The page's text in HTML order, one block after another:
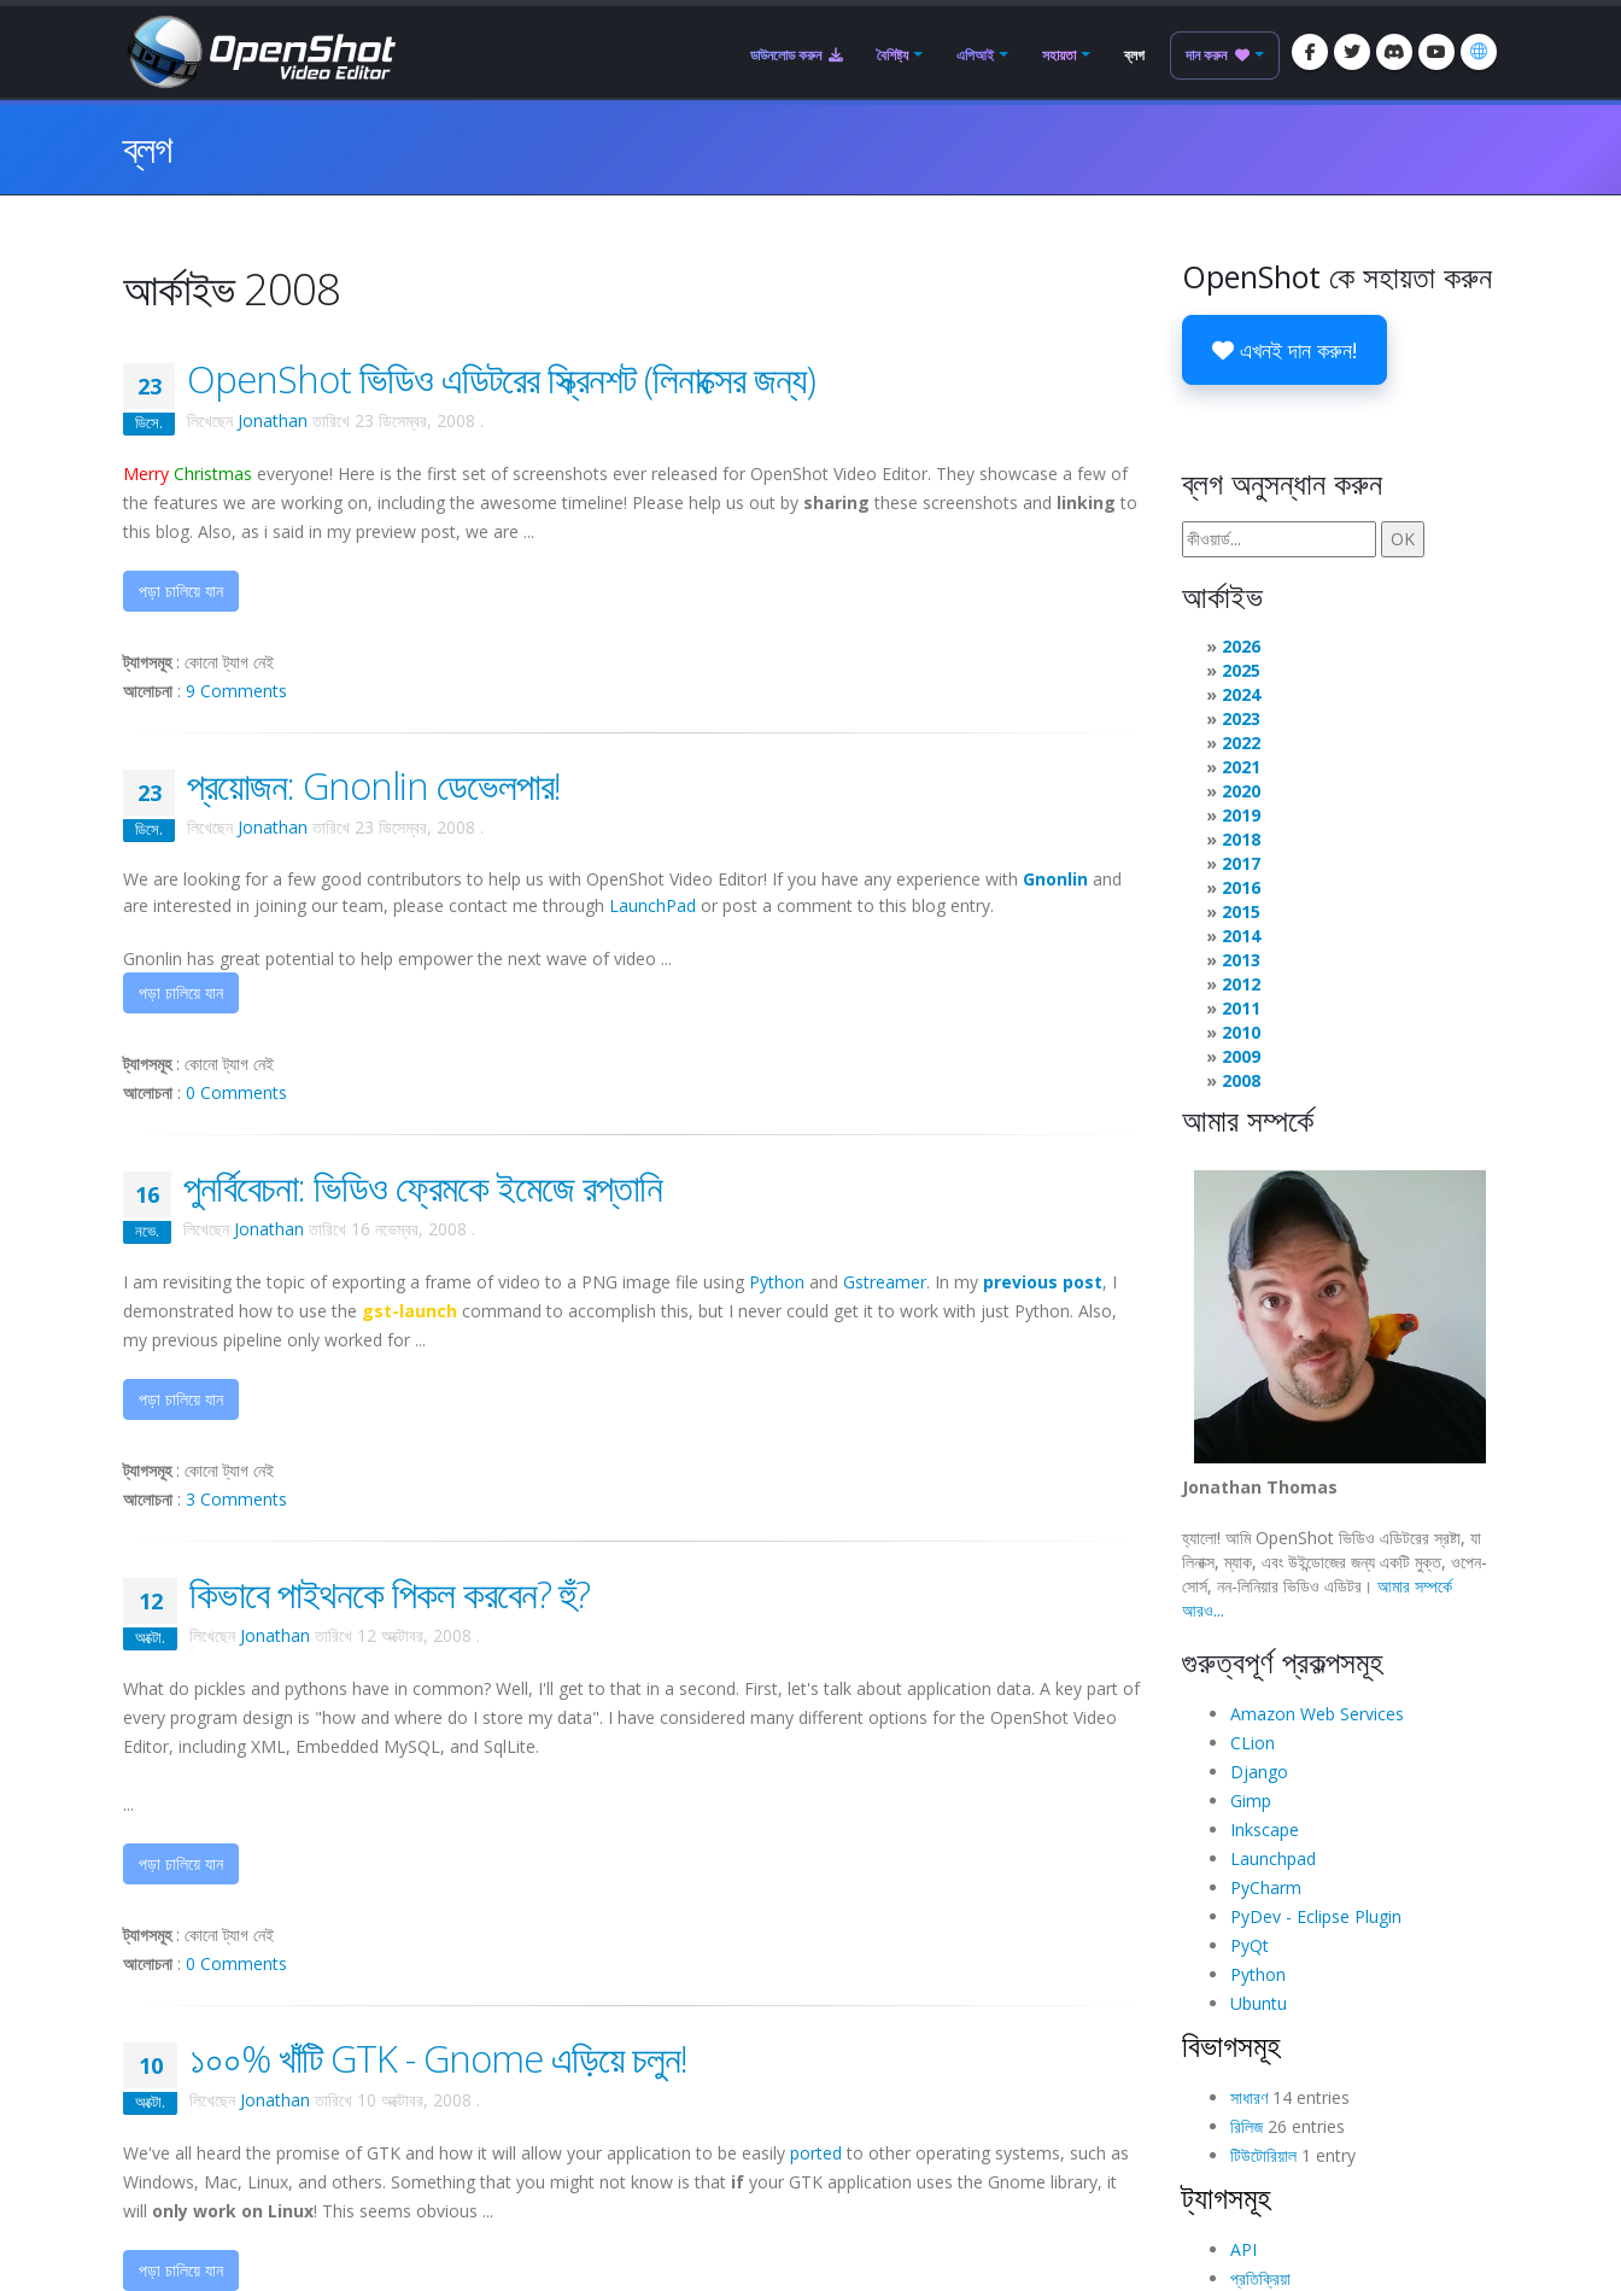
ডাউনলোড করুন বৈশিষ্ট্য এপিআই সহায়তা ব্লগ দান করুন
ব্লগ
আর্কাইভ 2008
23
ডিসে.
OpenShot ভিডিও এডিটরের স্ক্রিনশট (লিনাক্সের জন্য)
লিখেছেন Jonathan তারিখে 23 ডিসেম্বর, 2008 .
Merry Christmas everyone! Here is the first set of screenshots ever released for OpenShot Video Editor. They showcase a few of
the features we are working on, including the awesome timeline! Please help us out by sharing these screenshots and linking to
this blog. Also, as i said in my preview post, we are ...
পড়া চালিয়ে যান
ট্যাগসমূহ: কোনো ট্যাগ নেই
আলোচনা: 9 Comments
23
ডিসে.
প্রয়োজন: Gnonlin ডেভেলপার!
লিখেছেন Jonathan তারিখে 23 ডিসেম্বর, 2008 .
We are looking for a few good contributors to help us with OpenShot Video Editor! If you have any experience with Gnonlin and
are interested in joining our team, please contact me through LaunchPad or post a comment to this blog entry.
Gnonlin has great potential to help empower the next wave of video ...
পড়া চালিয়ে যান
ট্যাগসমূহ: কোনো ট্যাগ নেই
আলোচনা: 0 Comments
16
নভে.
পুনর্বিবেচনা: ভিডিও ফ্রেমকে ইমেজে রপ্তানি
লিখেছেন Jonathan তারিখে 16 নভেম্বর, 2008 .
I am revisiting the topic of exporting a frame of video to a PNG image file using Python and Gstreamer. In my previous post, I
demonstrated how to use the gst-launch command to accomplish this, but I never could get it to work with just Python. Also,
my previous pipeline only worked for ...
পড়া চালিয়ে যান
ট্যাগসমূহ: কোনো ট্যাগ নেই
আলোচনা: 3 Comments
12
অক্টো.
কিভাবে পাইথনকে পিকল করবেন? হুঁ?
লিখেছেন Jonathan তারিখে 12 অক্টোবর, 2008 .
What do pickles and pythons have in common? Well, I'll get to that in a second. First, let's talk about application data. A key part of
every program design is "how and where do I store my data". I have considered many different options for the OpenShot Video
Editor, including XML, Embedded MySQL, and SqlLite.
...
পড়া চালিয়ে যান
ট্যাগসমূহ: কোনো ট্যাগ নেই
আলোচনা: 0 Comments
10
অক্টো.
১০০% খাঁটি GTK - Gnome এড়িয়ে চলুন!
লিখেছেন Jonathan তারিখে 10 অক্টোবর, 2008 .
We've all heard the promise of GTK and how it will allow your application to be easily ported to other operating systems, such as
Windows, Mac, Linux, and others. Something that you might not know is that if your GTK application uses the Gnome library, it
will only work on Linux! This seems obvious ...
পড়া চালিয়ে যান
OpenShot কে সহায়তা করুন
এখনই দান করুন!
ব্লগ অনুসন্ধান করুন
আর্কাইভ
2026
2025
2024
2023
2022
2021
2020
2019
2018
2017
2016
2015
2014
2013
2012
2011
2010
2009
2008
আমার সম্পর্কে
Jonathan Thomas
হ্যালো! আমি OpenShot ভিডিও এডিটরের স্রষ্টা, যা
লিনাক্স, ম্যাক, এবং উইন্ডোজের জন্য একটি মুক্ত, ওপেন-
সোর্স, নন-লিনিয়ার ভিডিও এডিটর। আমার সম্পর্কে
আরও...
গুরুত্বপূর্ণ প্রকল্পসমূহ
Amazon Web Services
CLion
Django
Gimp
Inkscape
Launchpad
PyCharm
PyDev - Eclipse Plugin
PyQt
Python
Ubuntu
বিভাগসমূহ
সাধারণ14 entries
রিলিজ26 entries
টিউটোরিয়াল1 entry
ট্যাগসমূহ
API
প্রতিক্রিয়া